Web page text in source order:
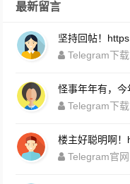
最新留言
坚持回帖！
Telegram下
怪事年年有，
Telegram下
楼主好聪明啊
Telegram官网